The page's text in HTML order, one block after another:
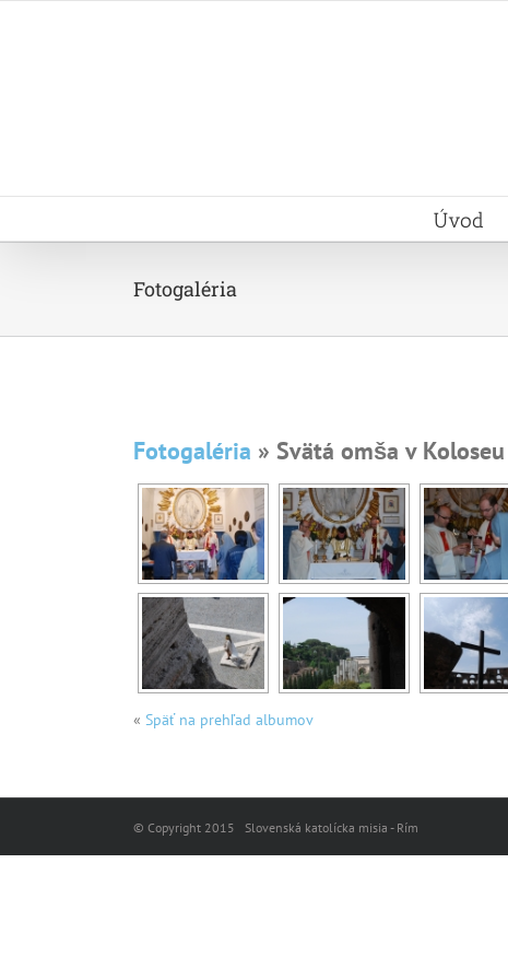
Úvod
Fotogaléria
Fotogaléria » Svätá omša v Koloseu
« Späť na prehľad albumov
© Copyright 2015 Slovenská katolícka misia - Rím